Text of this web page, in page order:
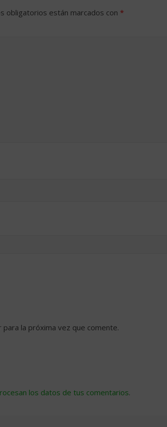
obligatorios están marcados con *
la próxima vez que comente.
los datos de tus comentarios.